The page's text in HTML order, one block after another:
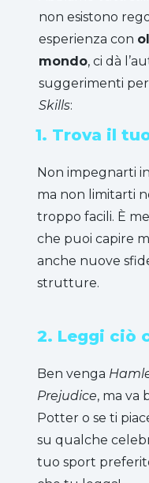
non esistono
esperienza con
mondo, ci dà
suggerimenti
Skills:
1. Trova il
Non impegnarti
ma non limitarti
troppo facili. È
che puoi capire
anche nuove
strutture.
2. Leggi ciò
Ben venga
Prejudice, ma va
Potter o se ti
su qualche
tuo sport